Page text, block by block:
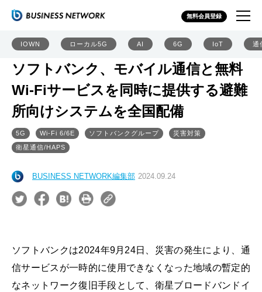
無料会員登録
IOWN ローカル5G AI 6G IoT 通
ソフトバンク、モバイル通信と無料
Wi-Fiサービスを同時に提供する避難
所向けシステムを全国配備
5G Wi-Fi 6/6E ソフトバンクグループ
災害対策
衛星通信/HAPS
BUSINESS NETWORK編集部 2024.09.24
ソフトバンクは2024年9月24日、災害の発生により、通
信サービスが一時的に使用できなくなった地域の暫定的
なネットワーク復旧手段として、衛星ブロードバンドイ